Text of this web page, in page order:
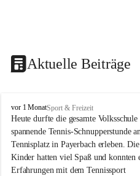
Aktuelle Beiträge
V
o
l
k
s
s
vor 1 MonatSport & Freizeit
Heute durfte die gesamte Volksschule
spannende Tennis-Schnupperstunde
Tennisplatz in Payerbach erleben. Die
Kinder hatten viel Spaß und konnten
Erfahrungen mit dem Tennissport